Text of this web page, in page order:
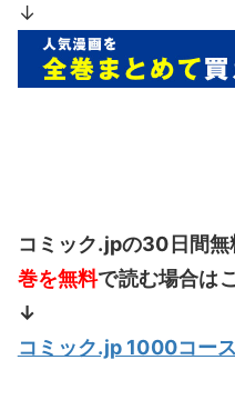
↓
コミック.jpの30日間無
巻を無料で読む場合は
↓
コミック.jp 1000コース